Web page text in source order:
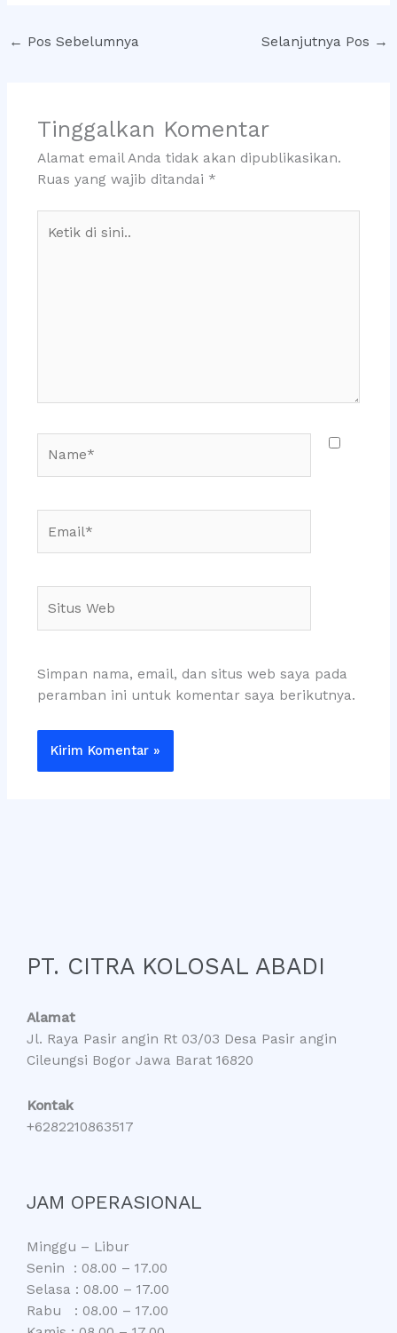
← Pos Sebelumnya Selanjutnya Pos →
Tinggalkan Komentar
Alamat email Anda tidak akan dipublikasikan.
Ruas yang wajib ditandai *
Web
Simpan nama, email, dan situs web saya pada
peramban ini untuk komentar saya berikutnya.
PT. CITRA KOLOSAL ABADI
Alamat
Jl. Raya Pasir angin Rt 03/03 Desa Pasir angin
Cileungsi Bogor Jawa Barat 16820
Kontak
+6282210863517
JAM OPERASIONAL
Minggu – Libur
Senin : 08.00 – 17.00
Selasa : 08.00 – 17.00
Rabu : 08.00 – 17.00